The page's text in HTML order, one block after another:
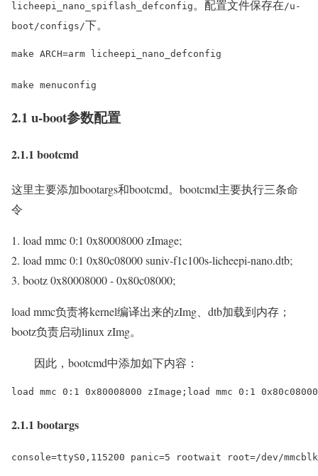
licheepi_nano_spiflash_defconfig 。配置文件保存在 /u-
boot/configs/下。
make ARCH=arm licheepi_nano_defconfig
make menuconfig
2.1 u-boot参数配置
2.1.1 bootcmd
这里主要添加bootargs和bootcmd。bootcmd主要执行三条命
令
load mmc 0:1 0x80008000 zImage;
load mmc 0:1 0x80c08000 suniv-f1c100s-licheepi-nano.dtb;
bootz 0x80008000 - 0x80c08000;
load mmc负责将kernel编译出来的zImg、dtb加载到内存；
bootz负责启动linux zImg。
因此，bootcmd中添加如下内容：
load mmc 0:1 0x80008000 zImage;load mmc 0:1
2.1.1 bootargs
console=ttyS0,115200 panic=5 rootwait root=/dev/